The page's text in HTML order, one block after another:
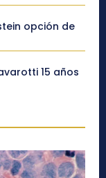
opción de
15 años